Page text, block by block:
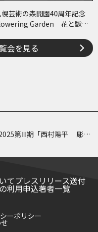
芸術の森開園40周年記念
Garden 花と獣
会を見る
第Ⅲ期「西村陽平 彫刻
てプレスリリース送付
利用申込著者一覧
ーポリシー